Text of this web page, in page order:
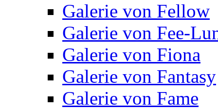
Galerie von Fellow
Galerie von Fee-
Galerie von Fiona
Galerie von Fantasy
Galerie von Fame